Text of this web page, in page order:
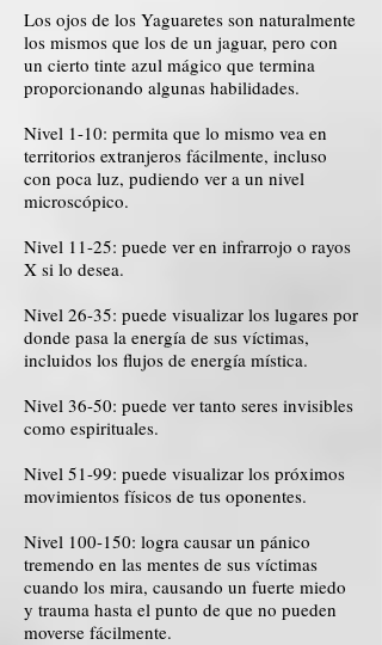
Los ojos de los Yaguaretes son naturalmente
los mismos que los de un jaguar, pero con
un cierto tinte azul mágico que termina
proporcionando algunas habilidades.
Nivel 1-10: permita que lo mismo vea en
territorios extranjeros fácilmente, incluso
con poca luz, pudiendo ver a un nivel
microscópico.
Nivel 11-25: puede ver en infrarrojo o rayos
X si lo desea.
Nivel 26-35: puede visualizar los lugares por
donde pasa la energía de sus víctimas,
incluidos los flujos de energía mística.
Nivel 36-50: puede ver tanto seres invisibles
como espirituales.
Nivel 51-99: puede visualizar los próximos
movimientos físicos de tus oponentes.
Nivel 100-150: logra causar un pánico
tremendo en las mentes de sus víctimas
cuando los mira, causando un fuerte miedo
y trauma hasta el punto de que no pueden
moverse fácilmente.